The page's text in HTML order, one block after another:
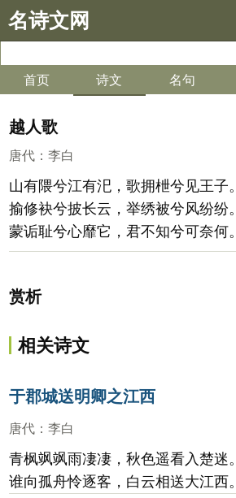
名诗文网
首页 诗文 名句
越人歌
唐代 ： 李白
山有隈兮江有汜，歌拥枻兮见王子。
揄修袂兮披长云，举绣被兮风纷纷。
蒙诟耻兮心靡它，君不知兮可奈何。
赏析
相关诗文
于郡城送明卿之江西
唐代 ： 李白
青枫飒飒雨凄凄，秋色遥看入楚迷。
谁向孤舟怜逐客，白云相送大江西。